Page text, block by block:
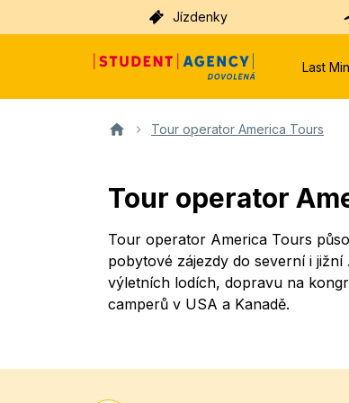
Jízdenky
Last
Tour operator America Tours
Tour operator
Tour operator America Tours
pobytové zájezdy do severní i
výletních lodích, dopravu na
camperů v USA a Kanadě.